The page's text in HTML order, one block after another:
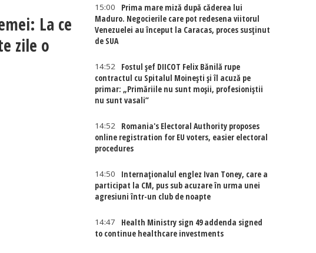
La ce
zile o
15:00
Prima mare miză după căderea lui
Maduro. Negocierile care pot redesena viitorul
Venezuelei au început la Caracas, proces susținut
de SUA
14:52
Fostul șef DIICOT Felix Bănilă rupe
contractul cu Spitalul Moinești și îl acuză pe
primar: „Primăriile nu sunt moșii, profesioniștii
nu sunt vasali”
14:52
Romania's Electoral Authority proposes
online registration for EU voters, easier electoral
procedures
14:50
Internaţionalul englez Ivan Toney, care a
participat la CM, pus sub acuzare în urma unei
agresiuni într-un club de noapte
14:47
Health Ministry sign 49 addenda signed
to continue healthcare investments